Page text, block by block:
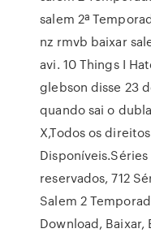
salem 2ª
nz rmvb baixar
avi. 10 Things I
glebson disse 23
quando sai o
X,Todos os
reservados, 712
Salem 2
Download, Baixar,